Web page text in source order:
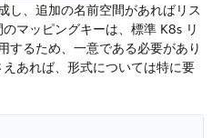
し、追加の名前空間があればリス
マッピングキーは、標準 K8s リ
するため、一意である必要があり
あれば、形式については特に要